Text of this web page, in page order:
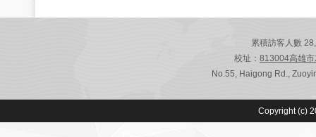
累積訪客人數
校址： 813004高雄
No.55, Haigong Rd.,
Copyright (c)